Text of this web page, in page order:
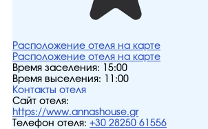
Расположение отеля на карте
Расположение отеля на карте
Время заселения:
15:00
Время выселения:
11:00
Контакты отеля
Сайт отеля:
https://www.annashouse.gr
Телефон отеля: +30 28250 61556